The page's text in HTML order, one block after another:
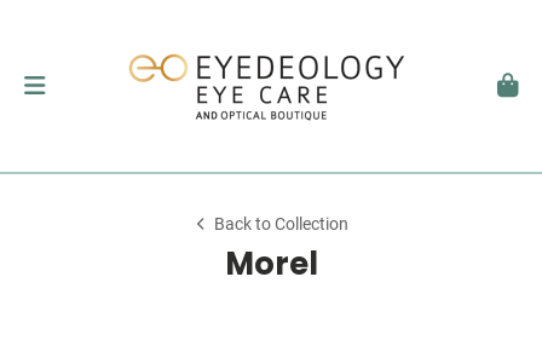
Back to Collection
Morel